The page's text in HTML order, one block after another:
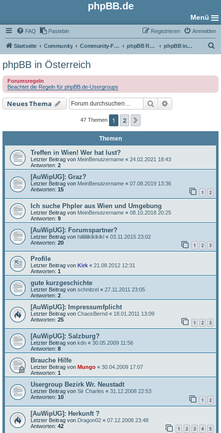
phpBB.de
Menü
FAQ Pastebin Anmelden
Registrieren
Startseite Community Community-Foren phpBB Regional phpBB in Österreich
e
phpBB in Österreich
Forumsregeln
Beachtet die Regeln für phpBB.de-Usergroups
Neues Thema Suche
47 Themen 1 2
Themen
Treffen in Wien! Wer hat lust?
Letzter Beitrag von MeinBenutzername « 24.02.2021 18:43
Antworten: 2
[AuWipUG]: Graz?
Letzter Beitrag von MeinBenutzername « 07.08.2019 13:36
Antworten: 15 1 2
Ich suche Phpler aus Wien und Umgebung
Letzter Beitrag von MeinBenutzername « 08.10.2018 20:25
Antworten: 9
[AuWipUG]: Forumspartner?
Letzter Beitrag von hililililklklklkl « 03.11.2015 23:02
Antworten: 20 1 2 3
Profile
Letzter Beitrag von Kirk « 21.08.2012 12:31
Antworten: 1
gute kurzgeschichte
Letzter Beitrag von schnitzel « 27.11.2011 23:05
Antworten: 2
[AuWipUG]: Impressumfplicht
Letzter Beitrag von ChaosBernd « 18.01.2011 13:09
Antworten: 25 1 2 3
[AuWipUG]: Salzburg?
Letzter Beitrag von kdn « 30.05.2009 11:56
Antworten: 8
Brauche Hilfe
Letzter Beitrag von Mungo « 30.04.2009 17:07
Antworten: 1
Usergroup Bezirk Wr. Neustadt
Letzter Beitrag von Sir Charles « 31.12.2008 22:53
Antworten: 10 1 2
[AuWipUG]: Herkunft ?
Letzter Beitrag von Dragon02 « 07.12.2008 23:48
Antworten: 42 1 2 3 4 5